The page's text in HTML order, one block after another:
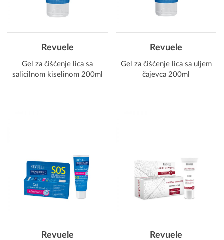
Revuele
Gel za čišćenje lica sa
salicilnom kiselinom 200ml
Revuele
Gel za čišćenje lica sa uljem
čajevca 200ml
Revuele Revuele